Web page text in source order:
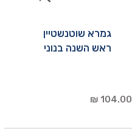
גמרא שוטנשטיין
ראש השנה בנוני
104.00 ₪